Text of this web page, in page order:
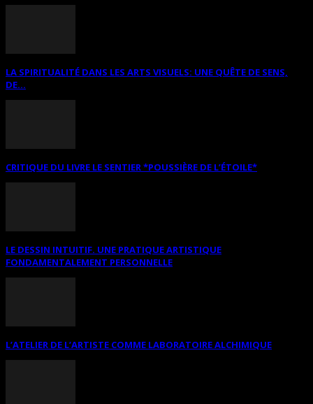
LA SPIRITUALITÉ DANS LES ARTS VISUELS: UNE QUÊTE DE SENS,
DE...
CRITIQUE DU LIVRE LE SENTIER *POUSSIÈRE DE L’ÉTOILE*
LE DESSIN INTUITIF. UNE PRATIQUE ARTISTIQUE
FONDAMENTALEMENT PERSONNELLE
L’ATELIER DE L’ARTISTE COMME LABORATOIRE ALCHIMIQUE